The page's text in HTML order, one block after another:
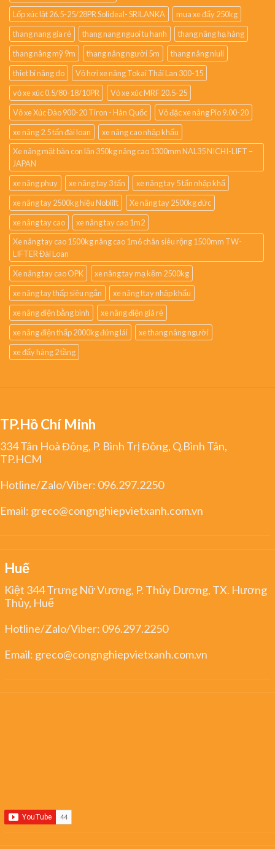
Lốp xúc lật 26.5-25/28PR Solideal- SRILANKA
mua xe đẩy 250kg
thang nang gia rẻ
thang nang nguoi tu hanh
thang nâng hạ hàng
thang nâng mỹ 9m
thang nâng người 5m
thang nâng niuli
thiet bi nâng do
Vỏ hơi xe nâng Tokai Thái Lan 300-15
vỏ xe xúc 0.5/80-18/10PR
Vỏ xe xúc MRF 20.5-25
Vỏ xe Xúc Đào 900-20 Tiron - Hàn Quốc
Vỏ đặc xe nâng Pio 9.00-20
xe nâng 2.5 tấn đài loan
xe nâng cao nhập khẩu
Xe nâng mặt bàn con lăn 350kg nâng cao 1300mm NAL35 NICHI-LIFT –
JAPAN
xe nâng phuy
xe nâng tay 3 tấn
xe nâng tay 5 tấn nhập khẩ
xe nâng tay 2500kg hiệu Noblift
Xe nâng tay 2500kg đức
xe nâng tay cao
xe nâng tay cao 1m2
Xe nâng tay cao 1500kg nâng cao 1m6 chân siêu rộng 1500mm TW-
LIFTER Đài Loan
Xe nâng tay cao OPK
xe nâng tay mạ kẽm 2500kg
xe nâng tay thấp siêu ngắn
xe nâng ttay nhập khẩu
xe nâng điện bằng bình
xe nâng điện giá rẻ
xe nâng điện thấp 2000kg đứng lái
xe thang nâng người
xe đẩy hàng 2 tầng
TP.Hồ Chí Minh
334 Tân Hoà Đông, P. Bình Trị Đông, Q.Bình Tân,
TP.HCM
Hotline/Zalo/Viber: 096.297.2250
Email: greco@congnghiepvietxanh.com.vn
Huế
Kiệt 344 Trưng Nữ Vương, P. Thủy Dương, TX. Hương
Thủy, Huế
Hotline/Zalo/Viber: 096.297.2250
Email: greco@congnghiepvietxanh.com.vn